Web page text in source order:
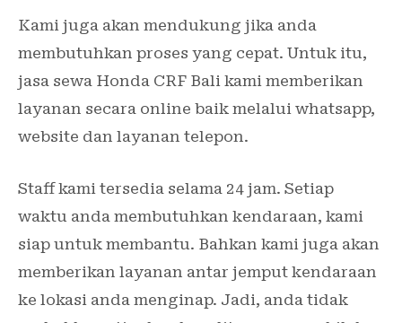
Kami juga akan mendukung jika anda
membutuhkan proses yang cepat. Untuk itu,
jasa sewa Honda CRF Bali kami memberikan
layanan secara online baik melalui whatsapp,
website dan layanan telepon.
Staff kami tersedia selama 24 jam. Setiap
waktu anda membutuhkan kendaraan, kami
siap untuk membantu. Bahkan kami juga akan
memberikan layanan antar jemput kendaraan
ke lokasi anda menginap. Jadi, anda tidak